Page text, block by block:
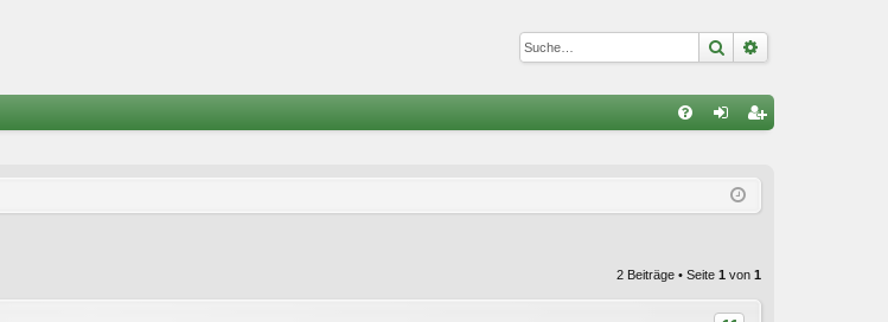
Suche
ist
2 Beiträge • Seite 1 von 1